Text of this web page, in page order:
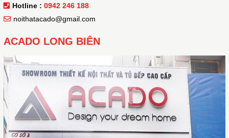
Hotline : 0942 246 188
noithatacado@gmail.com
ACADO LONG BIÊN